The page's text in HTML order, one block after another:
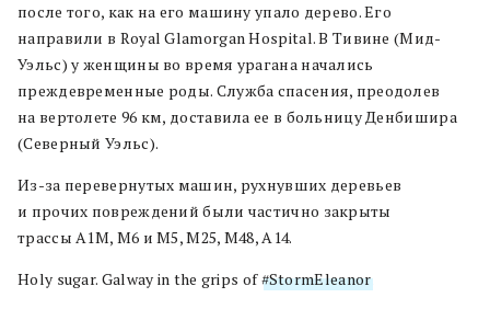
после того, как на его машину упало дерево. Его
направили в Royal Glamorgan Hospital. В Тивине (Мид-
Уэльс) у женщины во время урагана начались
преждевременные роды. Служба спасения, преодолев
на вертолете 96 км, доставила ее в больницу Денбишира
(Северный Уэльс).
Из-за перевернутых машин, рухнувших деревьев
и прочих повреждений были частично закрыты
трассы A1M, M6 и M5, М25, М48, А14.
Holy sugar. Galway in the grips of#StormEleanor.